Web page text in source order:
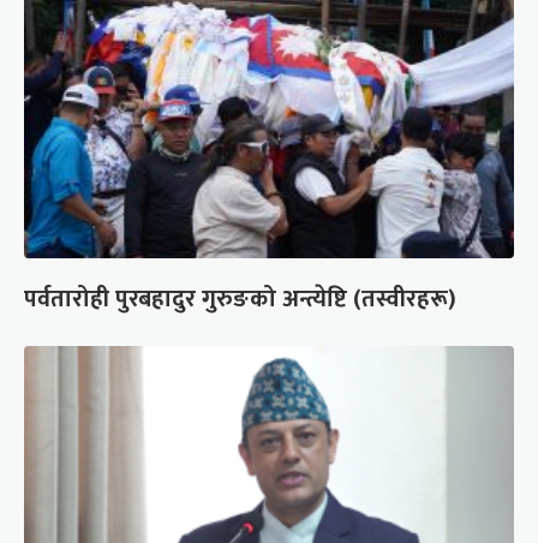
पर्वतारोही पुरबहादुर गुरुङको अन्त्येष्टि (तस्वीरहरू)